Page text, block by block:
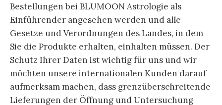
Bestellungen bei BLUMOON Astrologie als
Einführender angesehen werden und alle
Gesetze und Verordnungen des Landes, in dem
Sie die Produkte erhalten, einhalten müssen. Der
Schutz Ihrer Daten ist wichtig für uns und wir
möchten unsere internationalen Kunden darauf
aufmerksam machen, dass grenzüberschreitende
Lieferungen der Öffnung und Untersuchung